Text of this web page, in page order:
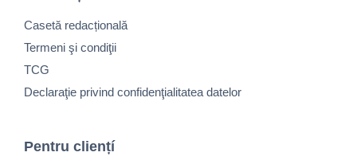
Casetă redacțională
Termeni şi condiţii
TCG
Declaraţie privind confidenţialitatea datelor
Pentru cliențí